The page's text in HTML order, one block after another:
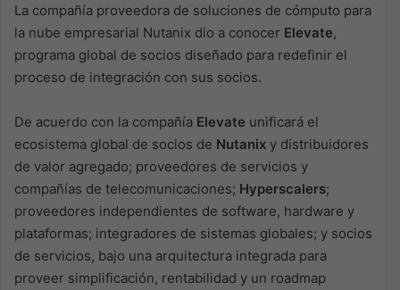
La compañía proveedora de soluciones de cómputo para
la nube empresarial Nutanix dio a conocer Elevate,
programa global de socios diseñado para redefinir el
proceso de integración con sus socios.
De acuerdo con la compañía Elevate unificará el
ecosistema global de socios de Nutanix y distribuidores
de valor agregado; proveedores de servicios y
compañías de telecomunicaciones; Hyperscalers;
proveedores independientes de software, hardware y
plataformas; integradores de sistemas globales; y socios
de servicios, bajo una arquitectura integrada para
proveer simplificación, rentabilidad y un roadmap